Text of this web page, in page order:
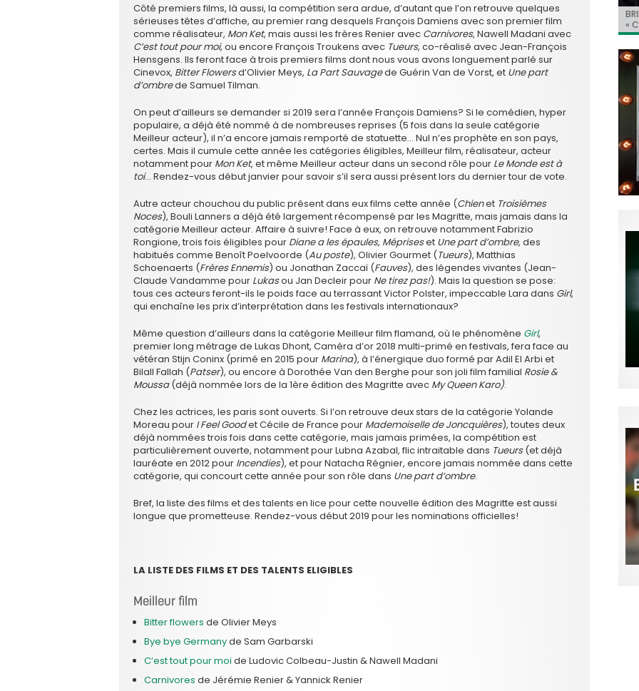
Côté premiers films, là aussi, la compétition sera ardue, d’autant que l’on retrouve quelques
sérieuses têtes d’affiche, au premier rang desquels François Damiens avec son premier film
comme réalisateur, Mon Ket, mais aussi les frères Renier avec Carnivores, Nawell Madani avec
C’est tout pour moi, ou encore François Troukens avec Tueurs, co-réalisé avec Jean-François
Hensgens. Ils feront face à trois premiers films dont nous vous avons longuement parlé sur
Cinevox, Bitter Flowersd’Olivier Meys, La Part Sauvagede Guérin Van de Vorst, et Une part
d’ombrede Samuel Tilman.
On peut d’ailleurs se demander si 2019 sera l’année François Damiens? Si le comédien, hyper
populaire, a déjà été nommé à de nombreuses reprises (5 fois dans la seule catégorie
Meilleur acteur), il n’a encore jamais remporté de statuette… Nul n’es prophète en son pays,
certes. Mais il cumule cette année les catégories éligibles, Meilleur film, réalisateur, acteur
notamment pour Mon Ket, et même Meilleur acteur dans un second rôle pour Le Monde est à
toi… Rendez-vous début janvier pour savoir s’il sera aussi présent lors du dernier tour de vote.
Autre acteur chouchou du public présent dans eux films cette année (Chienet Troisièmes
Noces), Bouli Lanners a déjà été largement récompensé par les Magritte, mais jamais dans la
catégorie Meilleur acteur. Affaire à suivre! Face à eux, on retrouve notamment Fabrizio
Rongione, trois fois éligibles pour Diane a les épaules, Mépriseset Une part d’ombre, des
habitués comme Benoît Poelvoorde (Au poste), Olivier Gourmet (Tueurs), Matthias
Schoenaerts (Frères Ennemis) ou Jonathan Zaccaï (Fauves), des légendes vivantes (Jean-
Claude Vandamme pour Lukasou Jan Decleir pour Ne tirez pas!). Mais la question se pose:
tous ces acteurs feront-ils le poids face au terrassant Victor Polster, impeccable Lara dans Girl,
qui enchaîne les prix d’interprétation dans les festivals internationaux?
Même question d’ailleurs dans la catégorie Meilleur film flamand, où le phénomène Girl,
premier long métrage de Lukas Dhont, Caméra d’or 2018 multi-primé en festivals, fera face au
vétéran Stijn Coninx (primé en 2015 pour Marina), à l’énergique duo formé par Adil El Arbi et
Bilall Fallah (Patser), ou encore à Dorothée Van den Berghe pour son joli film familial Rosie &
Moussa(déjà nommée lors de la 1ère édition des Magritte avec My Queen Karo).
Chez les actrices, les paris sont ouverts. Si l’on retrouve deux stars de la catégorie Yolande
Moreau pour I Feel Goodet Cécile de France pour Mademoiselle de Joncquières), toutes deux
déjà nommées trois fois dans cette catégorie, mais jamais primées, la compétition est
particulièrement ouverte, notamment pour Lubna Azabal, flic intraitable dans Tueurs(et déjà
lauréate en 2012 pour Incendies), et pour Natacha Régnier, encore jamais nommée dans cette
catégorie, qui concourt cette année pour son rôle dans Une part d’ombre.
Bref, la liste des films et des talents en lice pour cette nouvelle édition des Magritte est aussi
longue que prometteuse. Rendez-vous début 2019 pour les nominations officielles!
LA LISTE DES FILMS ET DES TALENTS ELIGIBLES
Meilleur film
Bitter flowers de Olivier Meys
Bye bye Germanyde Sam Garbarski
C’est tout pour moi de Ludovic Colbeau-Justin & Nawell Madani
Carnivores de Jérémie Renier & Yannick Renier
«
du
«